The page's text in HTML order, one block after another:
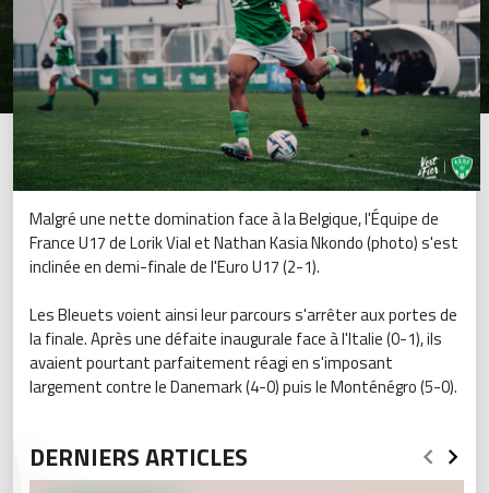
Malgré une nette domination face à la Belgique, l'Équipe de
France U17 de Lorik Vial et Nathan Kasia Nkondo (photo) s'est
inclinée en demi-finale de l'Euro U17 (2-1).
Les Bleuets voient ainsi leur parcours s'arrêter aux portes de
la finale. Après une défaite inaugurale face à l'Italie (0-1), ils
avaient pourtant parfaitement réagi en s'imposant
largement contre le Danemark (4-0) puis le Monténégro (5-0).
DERNIERS ARTICLES